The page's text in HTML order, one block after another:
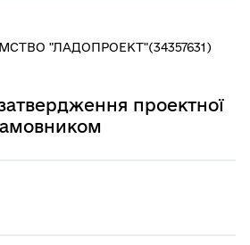
"ЛАДОПРОЕКТ"(34357631)
проектної